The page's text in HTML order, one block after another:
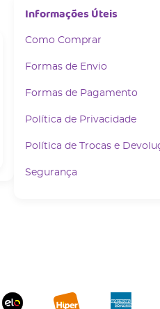
Informações Úteis
Como Comprar
Formas de Envio
Formas de Pagamento
Política de Privacidade
Política de Trocas e
Segurança